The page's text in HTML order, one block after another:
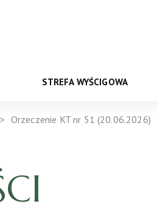
STREFA WYŚCIGOWA
Orzeczenie KT nr 51 (20.06.2026)